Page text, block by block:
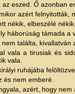
eszed. Ő azonban
azért felnyitották,
nékik, elbeszélé
háborúság támada a
találta,
vala a tirusiak és
vala.
ruhájába
és nem emberé.
azért, hogy